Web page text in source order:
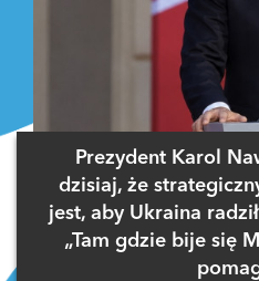
Prezydent Karol
dzisiaj, że
jest, aby Ukraina
„Tam gdzie bije się